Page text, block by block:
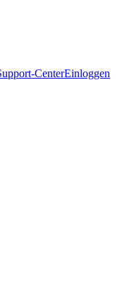
CenterEinloggen